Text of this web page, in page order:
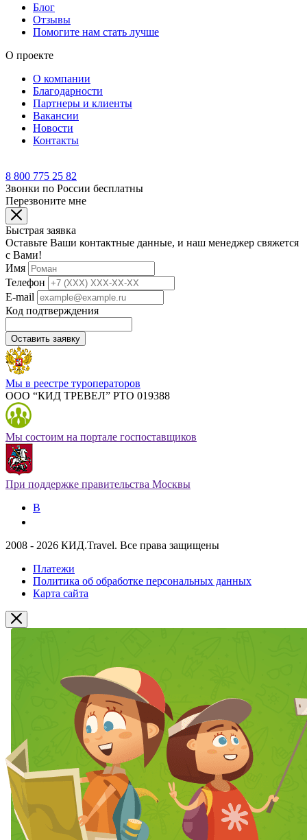
Блог
Отзывы
Помогите нам стать лучше
О проекте
О компании
Благодарности
Партнеры и клиенты
Вакансии
Новости
Контакты
8 800 775 25 82
Звонки по России бесплатны
Перезвоните мне
Быстрая заявка
Оставьте Ваши контактные данные, и наш менеджер свяжется
с Вами!
Имя
Телефон
E-mail
Код подтверждения
Оставить заявку
Мы в реестре туроператоров
ООО “КИД ТРЕВЕЛ” РТО 019388
Мы состоим на портале госпоставщиков
При поддержке правительства Москвы
В
2008 - 2026 КИД.Travel. Все права защищены
Платежи
Политика об обработке персональных данных
Карта сайта